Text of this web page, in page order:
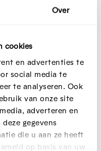
Over
cookies
en advertenties te
social media te
te analyseren. Ook
van onze site
adverteren en
gegevens
die u aan ze heeft
op basis van uw
gekozen?
de slag. Vergeet
ook, is veel beter
zitten en niemand